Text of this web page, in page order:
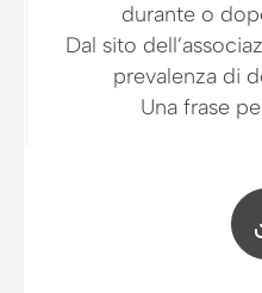
durante o
Dal sito
prevalenza di
Una frase